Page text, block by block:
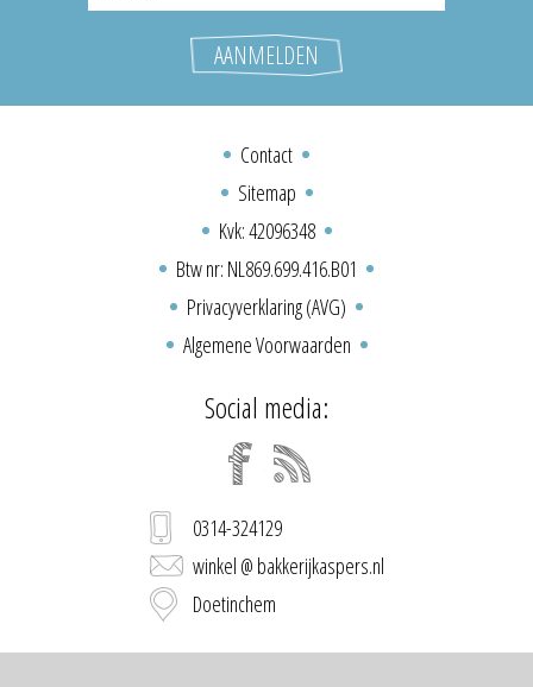
Contact
Sitemap
Kvk: 42096348
Btw nr: NL869.699.416.B01
Privacyverklaring (AVG)
Algemene Voorwaarden
Social media:
0314-324129
winkel @ bakkerijkaspers.nl
Doetinchem